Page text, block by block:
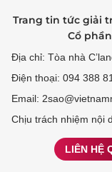
Trang tin tức giải
Cổ
Địa chỉ: Tòa nhà
Điện thoại: 094 388
Email:
Chịu trách nhiệm nội
LIÊN HỆ